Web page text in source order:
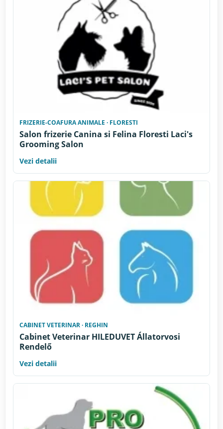
FRIZERIE-COAFURA ANIMALE · FLORESTI
Salon frizerie Canina si Felina Floresti Laci's
Grooming Salon
Vezi detalii
CABINET VETERINAR · REGHIN
Cabinet Veterinar HILEDUVET Állatorvosi
Rendelő
Vezi detalii